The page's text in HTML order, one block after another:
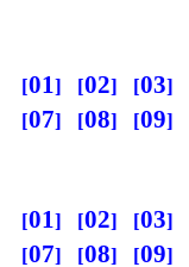
01 02 03
07
08 09
01 02 03
07
08 09